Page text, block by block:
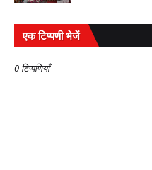
एक टिप्पणी भेजें
0 टिप्पणियाँ